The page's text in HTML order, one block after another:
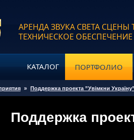
АРЕНДА ЗВУКА СВЕТА СЦЕНЫ
ТЕХНИЧЕСКОЕ
КАТАЛОГ ПОРТФОЛИО
» Поддержка проекта ”Увімкни Україну”
Поддержка